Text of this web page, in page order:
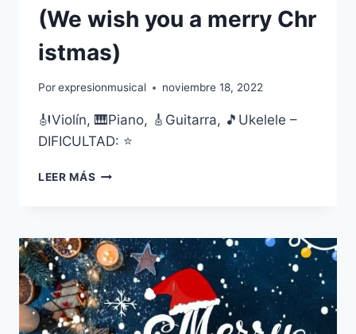
(We wish you a merry Chr
istmas)
Porexpresionmusical noviembre 18, 2022
🎻Violín, 🎹Piano, 🎸Guitarra, 🎵Ukelele –
DIFICULTAD: ⭐
LEER MÁS FELIZ
(WE WISH YOU A MERRY CHRISTMAS)